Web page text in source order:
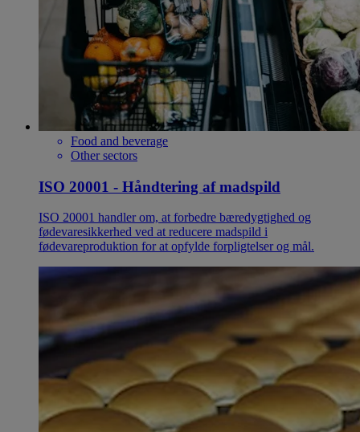
Food and beverage
Other sectors
ISO 20001 - Håndtering af madspild
ISO 20001 handler om, at forbedre bæredygtighed og
fødevaresikkerhed ved at reducere madspild i
fødevareproduktion for at opfylde forpligtelser og mål.